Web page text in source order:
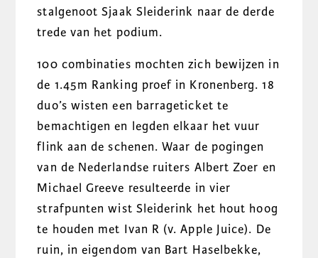
stalgenoot Sjaak Sleiderink naar de derde
trede van het podium.
100 combinaties mochten zich bewijzen in
de 1.45m Ranking proef in Kronenberg. 18
duo’s wisten een barrageticket te
bemachtigen en legden elkaar het vuur
flink aan de schenen. Waar de pogingen
van de Nederlandse ruiters Albert Zoer en
Michael Greeve resulteerde in vier
strafpunten wist Sleiderink het hout hoog
te houden met Ivan R (v. Apple Juice). De
ruin, in eigendom van Bart Haselbekke,